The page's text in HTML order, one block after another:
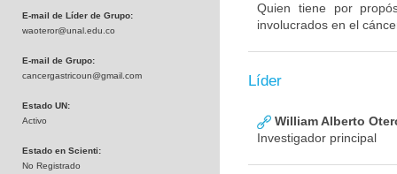
E-mail de Líder de Grupo:
waoteror@unal.edu.co
E-mail de Grupo:
cancergastricoun@gmail.com
Estado UN:
Activo
Estado en Scienti:
No Registrado
Quien tiene por
involucrados en el
Líder
William Alberto
Investigador principal